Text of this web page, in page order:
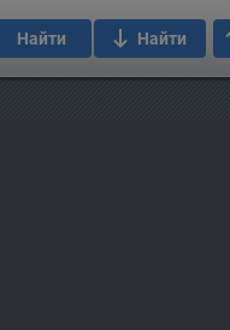
Найти Найти